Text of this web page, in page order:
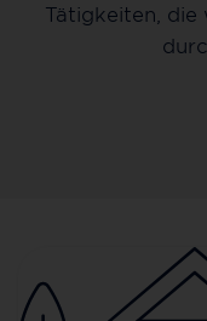
Tätigkeiten, die